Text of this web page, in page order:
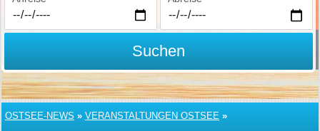
Suchen
OSTSEE-NEWS » VERANSTALTUNGEN OSTSEE »